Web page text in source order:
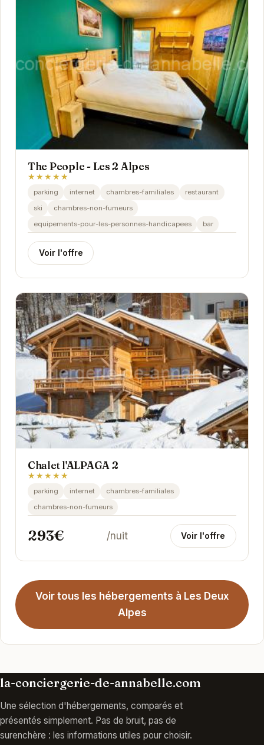
The People - Les 2 Alpes
★★★★★
parking internet chambres-familiales
restaurant
ski
chambres-non-fumeurs
equipements-pour-les-personnes-handicapees
bar
Voir l'offre
Chalet l'ALPAGA 2
★★★★★
parking internet
chambres-familiales
chambres-non-fumeurs
293€ /nuit Voir l'offre
Voir tous les hébergements à Les Deux
Alpes
la-conciergerie-de-annabelle.com
Une sélection d'hébergements, comparés et
présentés simplement. Pas de bruit, pas de
surenchère : les informations utiles pour choisir.